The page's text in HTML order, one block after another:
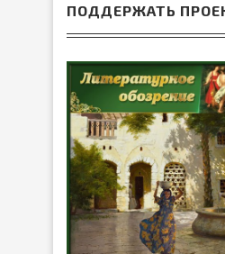
ПОДДЕРЖАТЬ